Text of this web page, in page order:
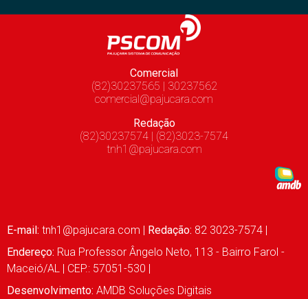
Comercial
(82)30237565 | 30237562
comercial@pajucara.com
Redação
(82)30237574 | (82)3023-7574
tnh1@pajucara.com
E-mail: tnh1@pajucara.com | Redação: 82 3023-7574 |
Endereço: Rua Professor Ângelo Neto, 113 - Bairro Farol -
Maceió/AL | CEP.: 57051-530 |
Desenvolvimento: AMDB Soluções Digitais